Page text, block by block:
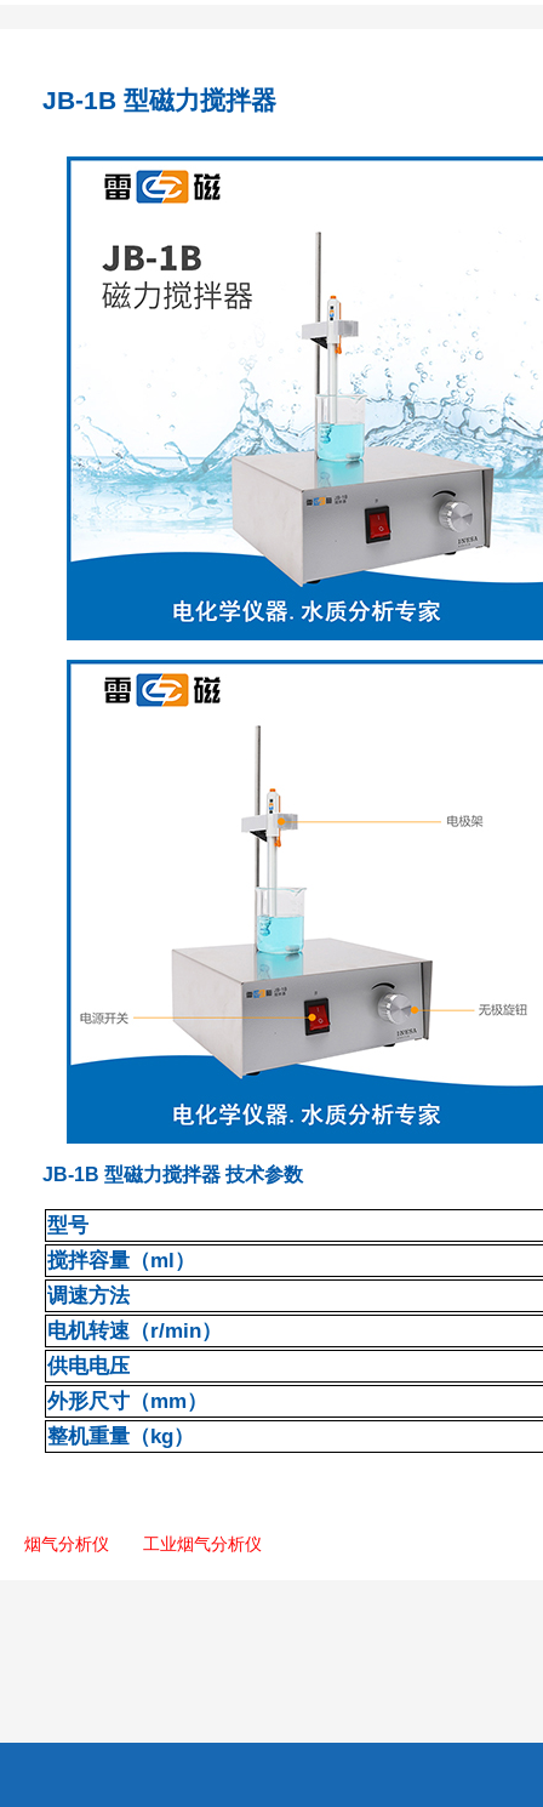
JB-1B 型磁力搅拌器
JB-1B 型磁力搅拌器 技术参数
型号
搅拌容量（ml）
调速方法
电机转速（r/min）
供电电压
外形尺寸（mm）
整机重量（kg）
烟气分析仪 工业烟气分析仪